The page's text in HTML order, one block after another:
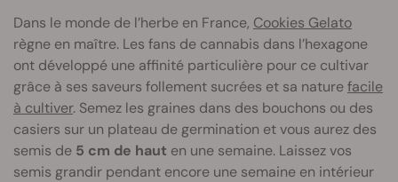
Dans le monde de l’herbe en France, Cookies Gelato
règne en maître. Les fans de cannabis dans l’hexagone
ont développé une affinité particulière pour ce cultivar
grâce à ses saveurs follement sucrées et sa naturefacile
à cultiver. Semez les graines dans des bouchons ou des
casiers sur un plateau de germination et vous aurez des
semis de 5 cm de haut en une semaine. Laissez vos
semis grandir pendant encore une semaine en intérieur